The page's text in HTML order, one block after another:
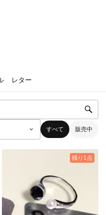
レター
すべて 販売中
残り1点